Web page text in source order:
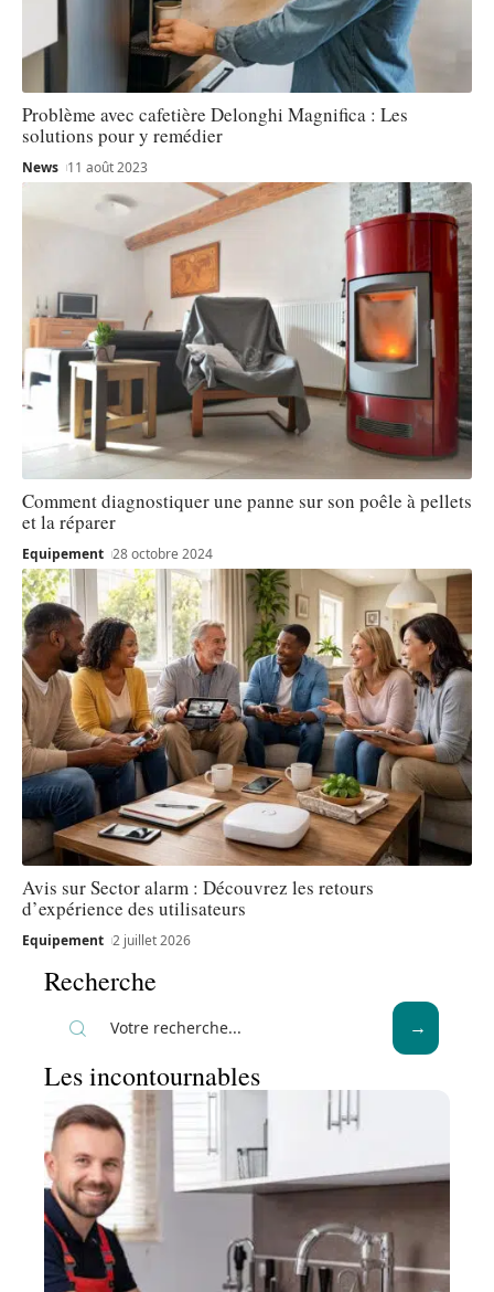
Problème avec cafetière Delonghi Magnifica : Les
solutions pour y remédier
News 11 août 2023
Comment diagnostiquer une panne sur son poêle à pellets
et la réparer
Equipement 28 octobre 2024
Avis sur Sector alarm : Découvrez les retours
d’expérience des utilisateurs
Equipement 2 juillet 2026
Recherche
Les incontournables